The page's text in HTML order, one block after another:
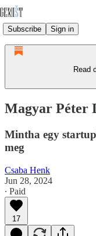
Subscribe Sign in
Read
Magyar Péter
Mintha egy
meg
Csaba Henk
Jun 28, 2024
∙ Paid
17